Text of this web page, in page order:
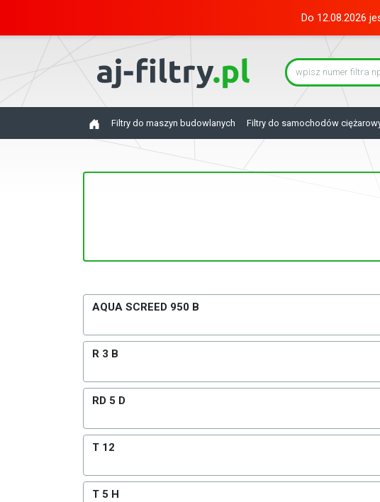
Do 12.08.2026
Filtry do maszyn budowlanych Filtry do samochodów
AQUA SCREED 950 B
R 3 B
RD 5 D
T 12
T 5 H